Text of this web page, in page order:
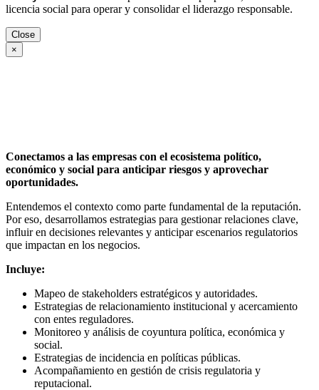
licencia social para operar y consolidar el liderazgo responsable.
Close
×
Conectamos a las empresas con el ecosistema político,
económico y social para anticipar riesgos y aprovechar
oportunidades.
Entendemos el contexto como parte fundamental de la reputación.
Por eso, desarrollamos estrategias para gestionar relaciones clave,
influir en decisiones relevantes y anticipar escenarios regulatorios
que impactan en los negocios.
Incluye:
Mapeo de stakeholders estratégicos y autoridades.
Estrategias de relacionamiento institucional y acercamiento
con entes reguladores.
Monitoreo y análisis de coyuntura política, económica y
social.
Estrategias de incidencia en políticas públicas.
Acompañamiento en gestión de crisis regulatoria y
reputacional.